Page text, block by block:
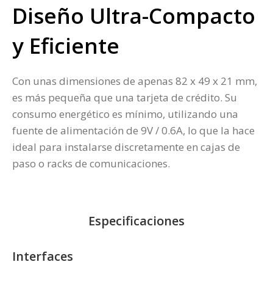
Diseño Ultra-Compacto
y Eficiente
Con unas dimensiones de apenas 82 x 49 x 21 mm,
es más pequeña que una tarjeta de crédito. Su
consumo energético es mínimo, utilizando una
fuente de alimentación de 9V / 0.6A, lo que la hace
ideal para instalarse discretamente en cajas de
paso o racks de comunicaciones.
Especificaciones
Interfaces